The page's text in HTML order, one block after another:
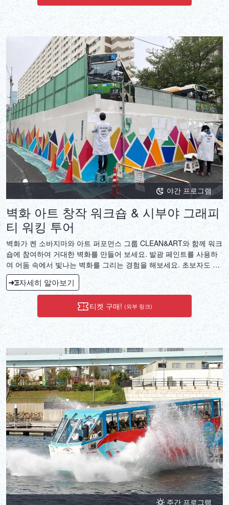
야간 프로그램
벽화 아트 창작 워크숍 & 시부야 그래피
티 워킹 투어
벽화가 켄 소바지마와 아트 퍼포먼스 그룹 CLEAN&ART와 함께 워크
숍에 참여하여 거대한 벽화를 만들어 보세요. 발광 페인트를 사용하
여 어둠 속에서 빛나는 벽화를 그리는 경험을 해보세요. 초보자도 매
력적인 예술 경험을 보장하는 것을 즐길 수 있습니다.
자세히 알아보기
티켓 구매! (외부 링크)
주간 프로그램